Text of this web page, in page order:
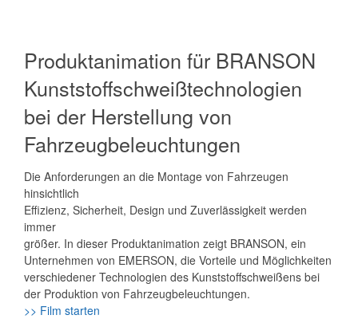
Produktanimation für BRANSON
Kunststoffschweißtechnologien
bei der Herstellung von
Fahrzeugbeleuchtungen
Die Anforderungen an die Montage von Fahrzeugen
hinsichtlich
Effizienz, Sicherheit, Design und Zuverlässigkeit werden
immer
größer. In dieser Produktanimation zeigt BRANSON, ein
Unternehmen von EMERSON, die Vorteile und Möglichkeiten
verschiedener Technologien des Kunststoffschweißens bei
der Produktion von Fahrzeugbeleuchtungen.
>> Film starten